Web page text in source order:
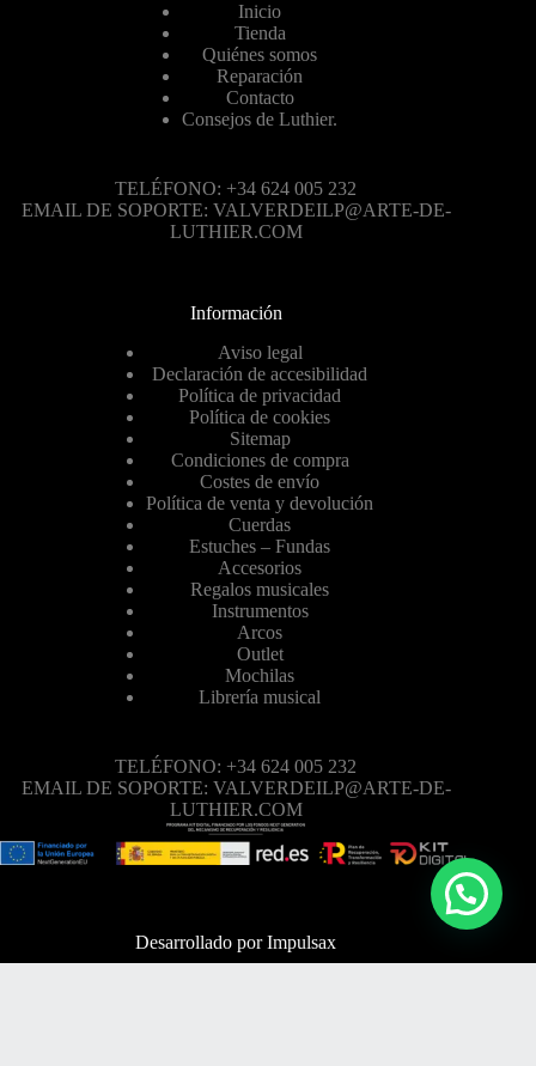
Inicio
Tienda
Quiénes somos
Reparación
Contacto
Consejos de Luthier.
TELÉFONO: +34 624 005 232
EMAIL DE SOPORTE: VALVERDEILP@ARTE-DE-
LUTHIER.COM
Información
Aviso legal
Declaración de accesibilidad
Política de privacidad
Política de cookies
Sitemap
Condiciones de compra
Costes de envío
Política de venta y devolución
Cuerdas
Estuches – Fundas
Accesorios
Regalos musicales
Instrumentos
Arcos
Outlet
Mochilas
Librería musical
TELÉFONO: +34 624 005 232
EMAIL DE SOPORTE: VALVERDEILP@ARTE-DE-
LUTHIER.COM
Desarrollado porImpulsax